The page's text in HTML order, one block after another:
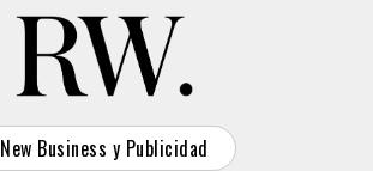
New Business y Publicidad